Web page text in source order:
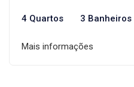
4 Quartos 3 Banheiros
Mais informações